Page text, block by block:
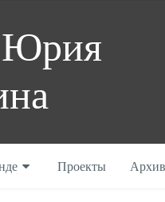
Проекты